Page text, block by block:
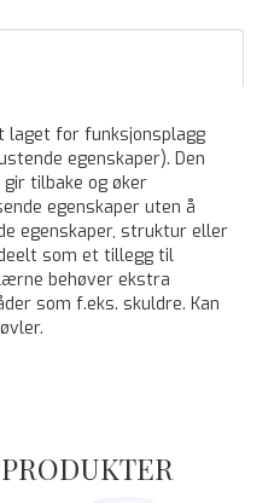
laget for funksjonsplagg
egenskaper). Den
tilbake og øker
egenskaper uten å
egenskaper, struktur eller
som et tillegg til
behøver ekstra
som f.eks. skuldre. Kan